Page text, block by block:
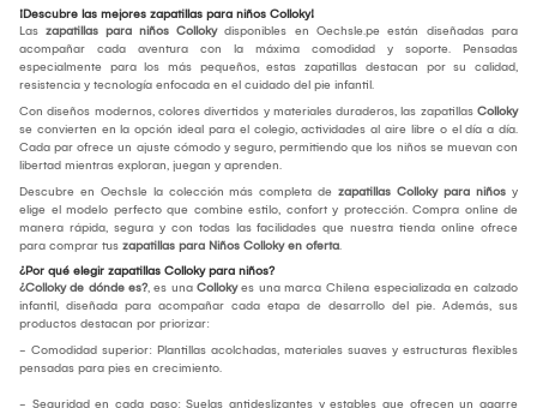
¡Descubre las mejores zapatillas para niños Colloky!
Las zapatillas para niños Collokydisponibles en Oechsle.pe están diseñadas para
acompañar cada aventura con la máxima comodidad y soporte. Pensadas
especialmente para los más pequeños, estas zapatillas destacan por su calidad,
resistencia y tecnología enfocada en el cuidado del pie infantil.
Con diseños modernos, colores divertidos y materiales duraderos, las zapatillas Colloky
se convierten en la opción ideal para el colegio, actividades al aire libre o el día a día.
Cada par ofrece un ajuste cómodo y seguro, permitiendo que los niños se muevan con
libertad mientras exploran, juegan y aprenden.
Descubre en Oechsle la colección más completa de zapatillas Colloky para niños y
elige el modelo perfecto que combine estilo, confort y protección. Compra online de
manera rápida, segura y con todas las facilidades que nuestra tienda online ofrece
para comprar tus zapatillas para Niños Colloky en oferta.
¿Por qué elegir zapatillas Colloky para niños?
¿Colloky de dónde es?, es una Collokyes una marca Chilena especializada en calzado
infantil, diseñada para acompañar cada etapa de desarrollo del pie. Además, sus
productos destacan por priorizar:
- Comodidad superior: Plantillas acolchadas, materiales suaves y estructuras flexibles
pensadas para pies en crecimiento.
- Seguridad en cada paso: Suelas antideslizantes y estables que ofrecen un agarre